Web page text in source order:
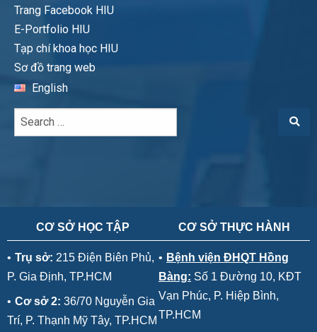
Trang Facebook HIU
E-Portfolio HIU
Tạp chí khoa học HIU
Sơ đồ trang web
English
CƠ SỞ HỌC TẬP
• Trụ sở: 215 Điện Biên Phủ,
P. Gia Định, TP.HCM
• Cơ sở 2: 36/70 Nguyễn Gia
Trí, P. Thạnh Mỹ Tây, TP.HCM
CƠ SỞ THỰC HÀNH
• Bệnh viện ĐHQT Hồng
Bàng: Số 1 Đường 10, KĐT
Vạn Phúc, P. Hiệp Bình,
TP.HCM